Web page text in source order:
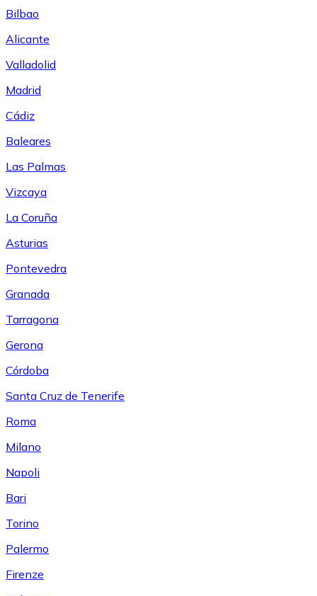
Bilbao
Alicante
Valladolid
Madrid
Cádiz
Baleares
Las Palmas
Vizcaya
La Coruña
Asturias
Pontevedra
Granada
Tarragona
Gerona
Córdoba
Santa Cruz de Tenerife
Roma
Milano
Napoli
Bari
Torino
Palermo
Firenze